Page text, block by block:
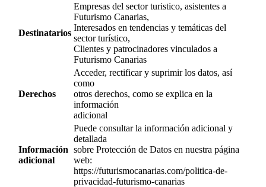
Destinatarios
Empresas del sector turistico, asistentes a
Futurismo Canarias,
Interesados en tendencias y temáticas del
sector turístico,
Clientes y patrocinadores vinculados a
Futurismo Canarias
Derechos
Acceder, rectificar y suprimir los datos, así
como
otros derechos, como se explica en la
información
adicional
Información
adicional
Puede consultar la información adicional y
detallada
sobre Protección de Datos en nuestra página
web:
https://futurismocanarias.com/politica-de-
privacidad-futurismo-canarias